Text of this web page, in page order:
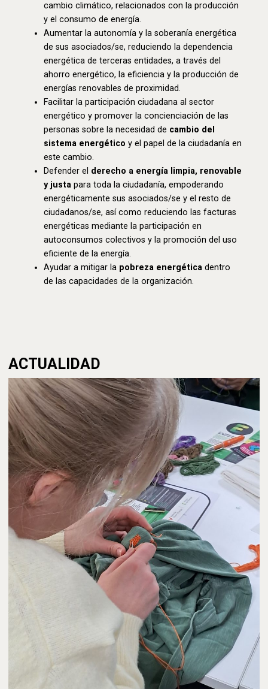
cambio climático, relacionados con la producción
y el consumo de energía.
Aumentar la autonomía y la soberanía energética
de sus asociados/se, reduciendo la dependencia
energética de terceras entidades, a través del
ahorro energético, la eficiencia y la producción de
energías renovables de proximidad.
Facilitar la participación ciudadana al sector
energético y promover la concienciación de las
personas sobre la necesidad de cambio del
sistema energético y el papel de la ciudadanía en
este cambio.
Defender el derecho a energía limpia, renovable
y justa para toda la ciudadanía, empoderando
energéticamente sus asociados/se y el resto de
ciudadanos/se, así como reduciendo las facturas
energéticas mediante la participación en
autoconsumos colectivos y la promoción del uso
eficiente de la energía.
Ayudar a mitigar la pobreza energética dentro
de las capacidades de la organización.
ACTUALIDAD